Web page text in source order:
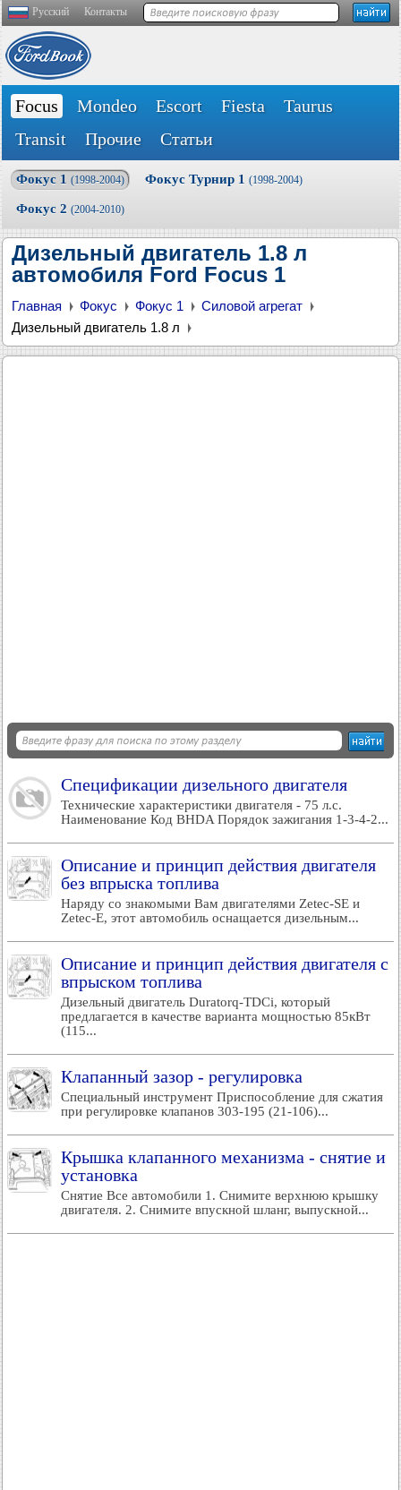
Русский Контакты
Focus Mondeo Escort Fiesta
Taurus
Transit
Прочие Статьи
Фокус 1 (1998-2004) Фокус Турнир 1 (1998-2004)
Фокус 2 (2004-2010)
Дизельный двигатель 1.8 л
автомобиля Ford Focus 1
Главная Фокус Фокус 1
Силовой агрегат
Дизельный двигатель 1.8 л
Спецификации дизельного двигателя
Технические характеристики двигателя - 75 л.с.
Наименование Код BHDA Порядок зажигания 1-3-4-2...
Описание и принцип действия двигателя
без впрыска топлива
Наряду со знакомыми Вам двигателями Zetec-SE и
Zetec-E, этот автомобиль оснащается дизельным...
Описание и принцип действия двигателя с
впрыском топлива
Дизельный двигатель Duratorq-TDCi, который
предлагается в качестве варианта мощностью 85кВт
(115...
Клапанный зазор - регулировка
Специальный инструмент Приспособление для сжатия
при регулировке клапанов 303-195 (21-106)...
Крышка клапанного механизма - снятие и
установка
Снятие Все автомобили 1. Снимите верхнюю крышку
двигателя. 2. Снимите впускной шланг, выпускной...